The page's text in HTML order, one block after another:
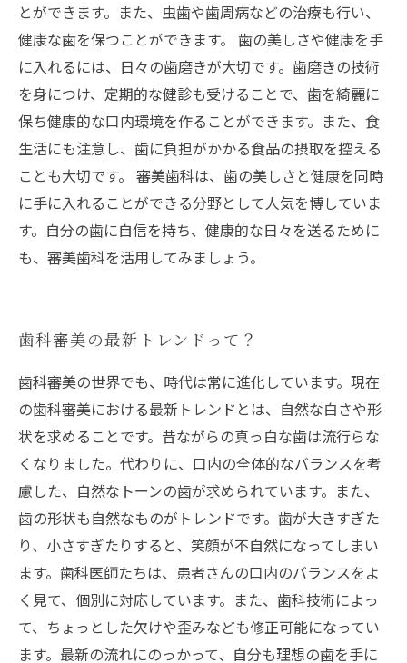
とができます。また、虫歯や歯周病などの治療も行い、
健康な歯を保つことができます。 歯の美しさや健康を手
に入れるには、日々の歯磨きが大切です。歯磨きの技術
を身につけ、定期的な健診も受けることで、歯を綺麗に
保ち健康的な口内環境を作ることができます。また、食
生活にも注意し、歯に負担がかかる食品の摂取を控える
ことも大切です。 審美歯科は、歯の美しさと健康を同時
に手に入れることができる分野として人気を博していま
す。自分の歯に自信を持ち、健康的な日々を送るために
も、審美歯科を活用してみましょう。
歯科審美の最新トレンドって？
歯科審美の世界でも、時代は常に進化しています。現在
の歯科審美における最新トレンドとは、自然な白さや形
状を求めることです。昔ながらの真っ白な歯は流行らな
くなりました。代わりに、口内の全体的なバランスを考
慮した、自然なトーンの歯が求められています。また、
歯の形状も自然なものがトレンドです。歯が大きすぎた
り、小さすぎたりすると、笑顔が不自然になってしまい
ます。歯科医師たちは、患者さんの口内のバランスをよ
く見て、個別に対応しています。また、歯科技術によっ
て、ちょっとした欠けや歪みなども修正可能になってい
ます。最新の流れにのっかって、自分も理想の歯を手に